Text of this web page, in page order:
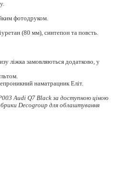
фотодруком.
(80 мм), синтепон та повсть.
ліжка замовляються додатково, у
наматрацник Еліт.
Audi Q7 Black за доступною ціною
Decogroup для облаштування